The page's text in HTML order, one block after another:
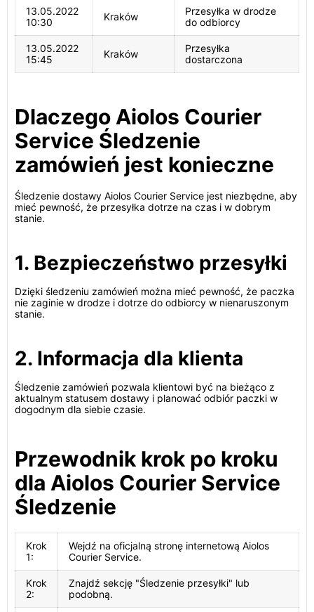
13.05.2022
10:30
Kraków
Przesyłka w drodze
do odbiorcy
13.05.2022
15:45
Kraków
Przesyłka
dostarczona
Dlaczego Aiolos Courier
Service Śledzenie
zamówień jest konieczne
Śledzenie dostawy Aiolos Courier Service jest niezbędne, aby
mieć pewność, że przesyłka dotrze na czas i w dobrym
stanie.
1. Bezpieczeństwo przesyłki
Dzięki śledzeniu zamówień można mieć pewność, że paczka
nie zaginie w drodze i dotrze do odbiorcy w nienaruszonym
stanie.
2. Informacja dla klienta
Śledzenie zamówień pozwala klientowi być na bieżąco z
aktualnym statusem dostawy i planować odbiór paczki w
dogodnym dla siebie czasie.
Przewodnik krok po kroku
dla Aiolos Courier Service
Śledzenie
Krok
1:
Wejdź na oficjalną stronę internetową Aiolos
Courier Service.
Krok
2:
Znajdź sekcję "Śledzenie przesyłki" lub
podobną.